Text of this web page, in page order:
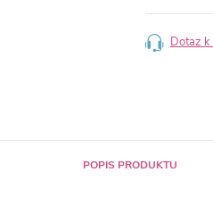
cena:
Dotaz
POPIS PRODUKTU